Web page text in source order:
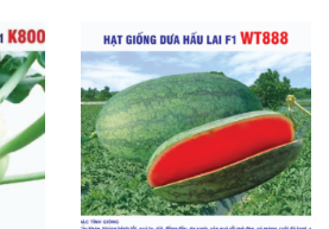
45,000